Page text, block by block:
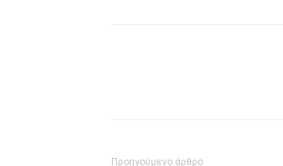
Προηγούμενο άρθρο